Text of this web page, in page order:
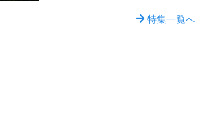
特集一覧へ